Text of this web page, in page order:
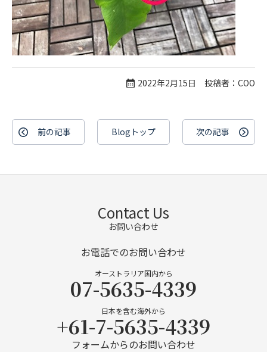
2022年2月15日 投稿者：COO
前の記事 Blogトップ 次の記事
Contact Us
お問い合わせ
お電話でのお問い合わせ
オーストラリア国内から
07-5635-4339
日本を含む海外から
+61-7-5635-4339
フォームからのお問い合わせ